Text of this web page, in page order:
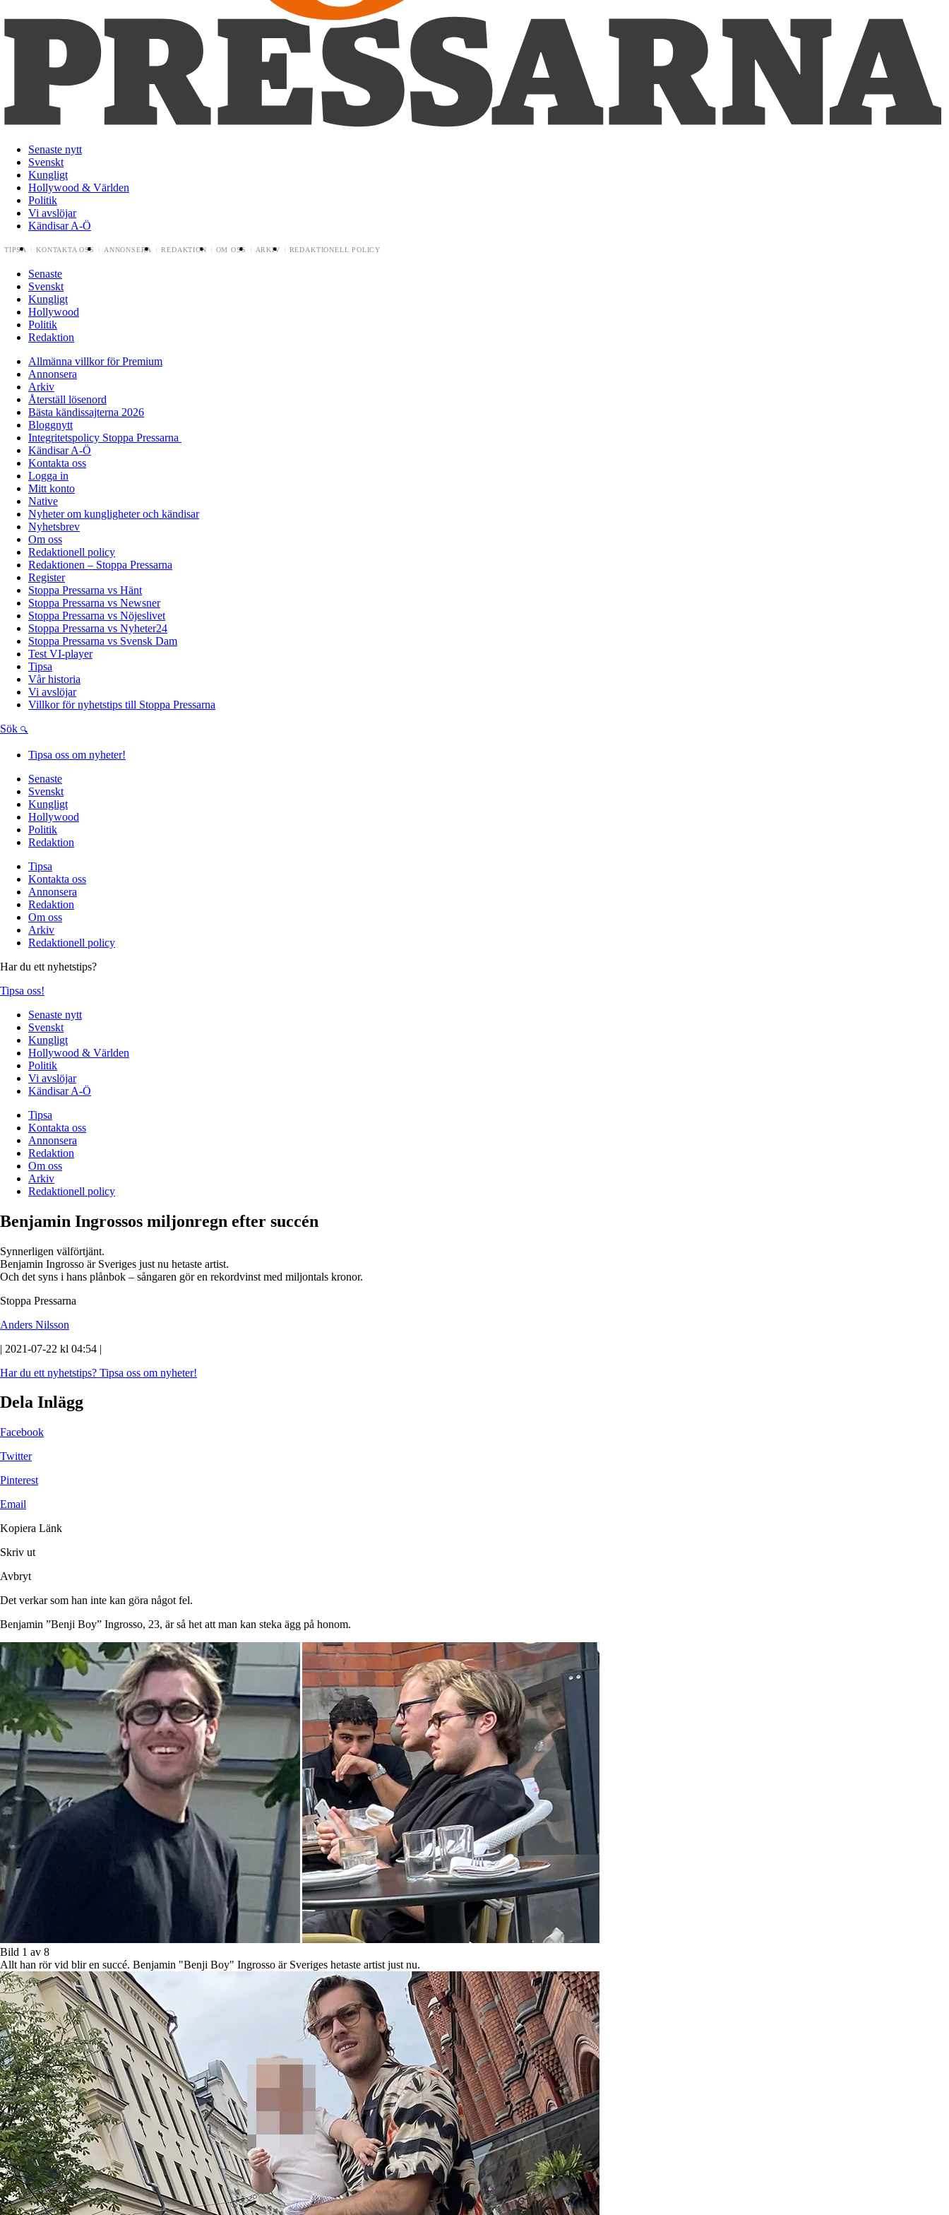
Senaste nytt
Svenskt
Kungligt
Hollywood & Världen
Politik
Vi avslöjar
Kändisar A-Ö
TIPSA KONTAKTA OSS ANNONSERA REDAKTION OM OSS ARKIV REDAKTIONELL POLICY
Senaste
Svenskt
Kungligt
Hollywood
Politik
Redaktion
Allmänna villkor för Premium
Annonsera
Arkiv
Återställ lösenord
Bästa kändissajterna 2026
Bloggnytt
Integritetspolicy Stoppa Pressarna
Kändisar A-Ö
Kontakta oss
Logga in
Mitt konto
Native
Nyheter om kungligheter och kändisar
Nyhetsbrev
Om oss
Redaktionell policy
Redaktionen – Stoppa Pressarna
Register
Stoppa Pressarna vs Hänt
Stoppa Pressarna vs Newsner
Stoppa Pressarna vs Nöjeslivet
Stoppa Pressarna vs Nyheter24
Stoppa Pressarna vs Svensk Dam
Test VI-player
Tipsa
Vår historia
Vi avslöjar
Villkor för nyhetstips till Stoppa Pressarna
Sök
Tipsa oss om nyheter!
Senaste
Svenskt
Kungligt
Hollywood
Politik
Redaktion
Tipsa
Kontakta oss
Annonsera
Redaktion
Om oss
Arkiv
Redaktionell policy
Har du ett nyhetstips?
Tipsa oss!
Senaste nytt
Svenskt
Kungligt
Hollywood & Världen
Politik
Vi avslöjar
Kändisar A-Ö
Tipsa
Kontakta oss
Annonsera
Redaktion
Om oss
Arkiv
Redaktionell policy
Benjamin Ingrossos miljonregn efter succén
Synnerligen välförtjänt.
Benjamin Ingrosso är Sveriges just nu hetaste artist.
Och det syns i hans plånbok – sångaren gör en rekordvinst med miljontals kronor.
Stoppa Pressarna
Anders Nilsson
| 2021-07-22 kl 04:54 |
Har du ett nyhetstips? Tipsa oss om nyheter!
Dela Inlägg
Facebook
Twitter
Pinterest
Email
Kopiera Länk
Skriv ut
Avbryt
Det verkar som han inte kan göra något fel.
Benjamin ”Benji Boy” Ingrosso, 23, är så het att man kan steka ägg på honom.
Bild 1 av 8
Allt han rör vid blir en succé. Benjamin "Benji Boy" Ingrosso är Sveriges hetaste artist just nu.